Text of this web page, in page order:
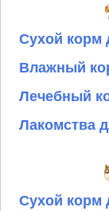
Сухой корм
Влажный
Лечебный
Лакомства
Сухой корм